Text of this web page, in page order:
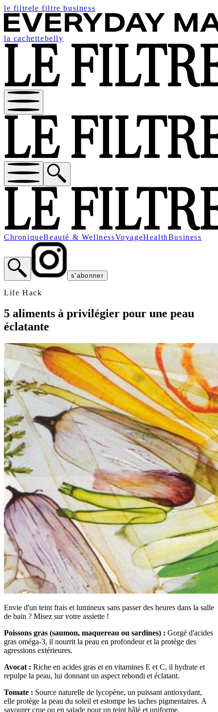
le filtrele filtre business
la cachettebelly
ChroniqueBeauté & WellnessVoyageHealthBusiness
s'abonner
Life Hack
5 aliments à privilégier pour une peau
éclatante
Envie d'un teint frais et lumineux sans passer des heures dans la salle
de bain ? Misez sur votre assiette !
Poissons gras (saumon, maquereau ou sardines) : Gorgé d'acides
gras oméga-3, il nourrit la peau en profondeur et la protège des
agressions extérieures.
Avocat : Riche en acides gras et en vitamines E et C, il hydrate et
repulpe la peau, lui donnant un aspect rebondi et éclatant.
Tomate : Source naturelle de lycopène, un puissant antioxydant,
elle protège la peau du soleil et estompe les taches pigmentaires. A
savourer crue ou en salade pour un teint hâlé et uniforme.